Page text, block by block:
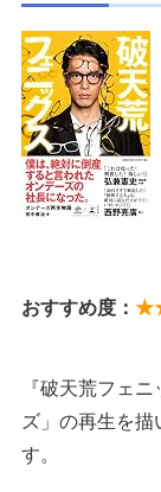
おすすめ度：
『破天荒フェ
ズ」の再生を
す。